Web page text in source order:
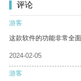
评论
游客
这款软件的功能非常全
2024-02-05
游客